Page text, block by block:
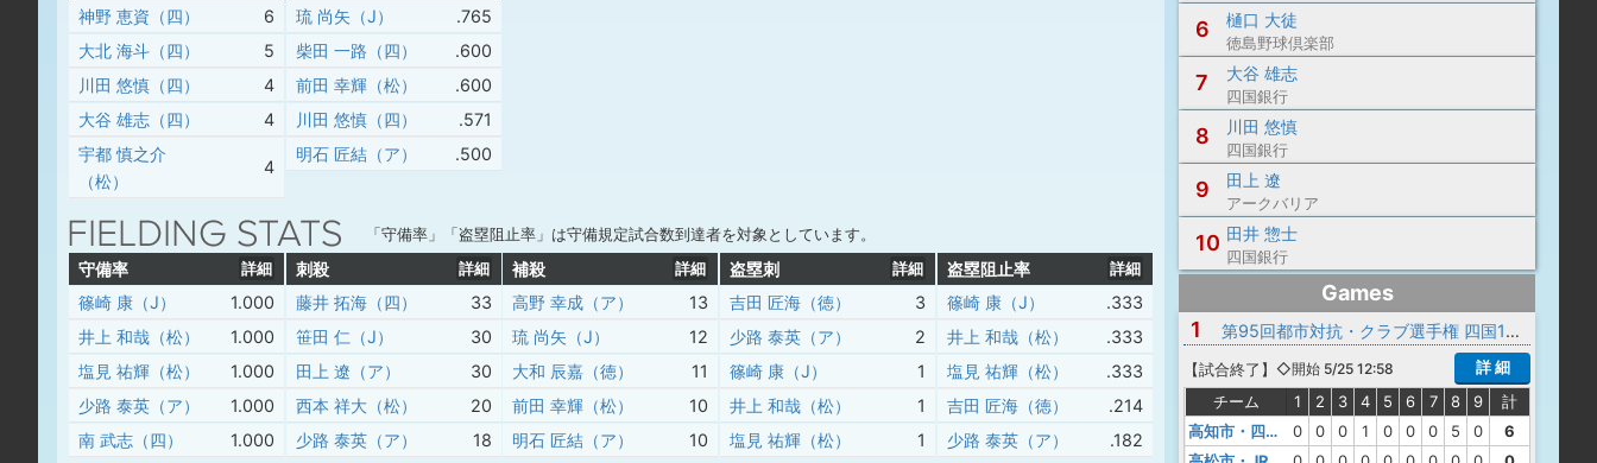
神野 恵資（四）
6
大北 海斗（四）
5
川田 悠慎（四）
4
大谷 雄志（四）
4
宇都 慎之介
（松）
4
琉 尚矢（J）
.765
柴田 一路（四）
.600
前田 幸輝（松）
.600
川田 悠慎（四）
.571
明石 匠結（ア）
.500
「守備率」「盗塁阻止率」は守備規定試合数到達者を対象としています。
守備率 詳細
篠崎 康（J）
1.000
井上 和哉（松）
1.000
塩見 祐輝（松）
1.000
少路 泰英（ア）
1.000
南 武志（四）
1.000
刺殺 詳細
藤井 拓海（四）
33
笹田 仁（J）
30
田上 遼（ア）
30
西本 祥大（松）
20
少路 泰英（ア）
18
補殺 詳細
高野 幸成（ア）
13
琉 尚矢（J）
12
大和 辰嘉（徳）
11
前田 幸輝（松）
10
明石 匠結（ア）
10
盗塁刺 詳細
吉田 匠海（徳）
3
少路 泰英（ア）
2
篠崎 康（J）
1
井上 和哉（松）
1
塩見 祐輝（松）
1
盗塁阻止率 詳細
篠崎 康（J）
.333
井上 和哉（松）
.333
塩見 祐輝（松）
.333
吉田 匠海（徳）
.214
少路 泰英（ア）
.182
6 樋口 大徒
徳島野球倶楽部
7 大谷 雄志
四国銀行
8 川田 悠慎
四国銀行
9 田上 遼
アークバリア
10 田井 惣士
四国銀行
Games
1
第95回都市対抗・クラブ選手権 四国1次予選
【試合終了 】 ◇開始 5/25 12:58
詳 細
チーム
1 2 3 4 5 6 7 8 9
計
高知市・四国銀行
0 0 0 1 0 0 0 5 0
6